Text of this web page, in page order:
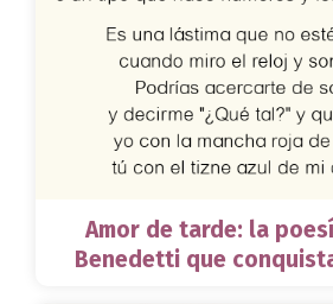
Amor de tarde: la
Benedetti que